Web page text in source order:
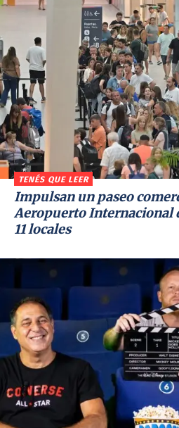
TENÉS QUE LEER
Impulsan un paseo
Aeropuerto Internacional
11 locales